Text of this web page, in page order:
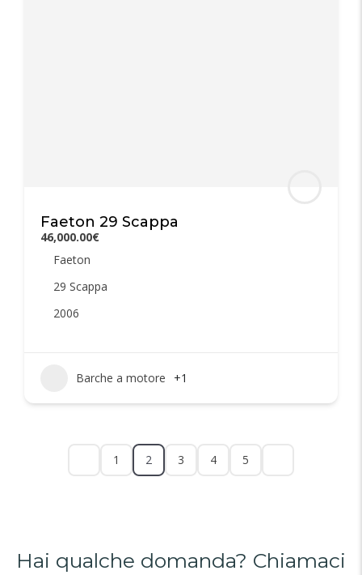
Faeton 29 Scappa
46,000.00€
Faeton
29 Scappa
2006
Barche a motore +1
1 2 3 4 5
Hai qualche domanda? Chiamaci